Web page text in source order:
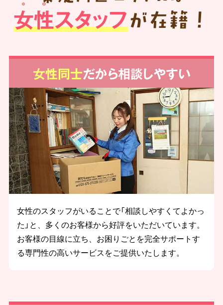
女性スタッフが在籍！
女性同士だから相談しやすい
女性のスタッフがいることで「相談しやすくてよかっ
た」と、多くのお客様から好評をいただいています。
お客様の目線に立ち、お困りごとを完全サポートす
る専門性の高いサービスをご提供いたします。